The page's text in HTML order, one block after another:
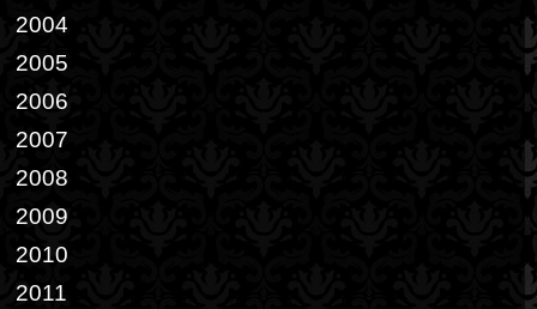
2004
2005
2006
2007
2008
2009
2010
2011